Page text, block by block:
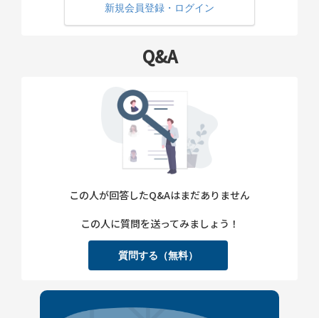
新規会員登録・ログイン
Q&A
この人が回答したQ&Aはまだありません
この人に質問を送ってみましょう！
質問する（無料）